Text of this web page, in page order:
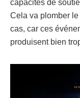
capacités de
Cela va plomber
cas, car ces
produisent bien